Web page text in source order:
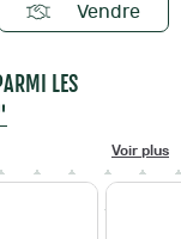
Vendre
LES
Voir plus